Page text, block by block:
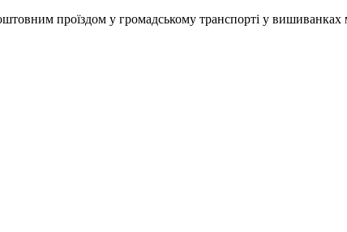
проїздом у громадському транспорті у вишиванках